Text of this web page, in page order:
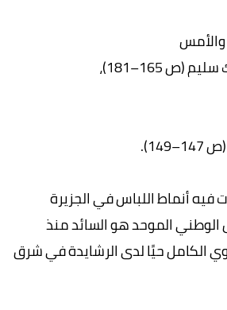
والأمس
165–181)،
أنماط اللباس في الجزيرة
الوطني الموحد هو السائد منذ
الكامل حيًا لدى الرشايدة في شرق